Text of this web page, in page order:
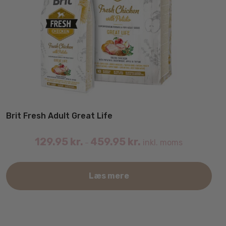
Brit Fresh Adult Great Life
129.95 kr. – 459.95 kr. inkl. moms
Læs mere